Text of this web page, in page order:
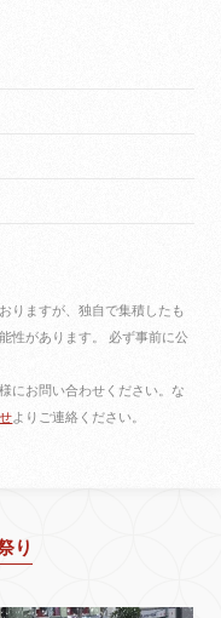
りますが、独自で集積したも
性があります。 必ず事前に公
にお問い合わせください。な
よりご連絡ください。
り